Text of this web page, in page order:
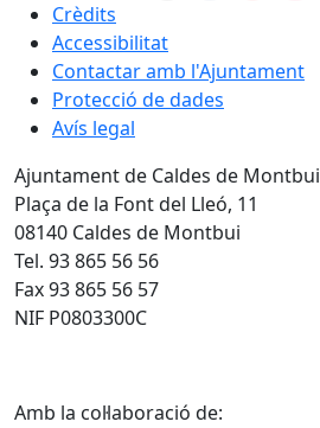
Crèdits
Accessibilitat
Contactar amb l'Ajuntament
Protecció de dades
Avís legal
Ajuntament de Caldes de Montbui
Plaça de la Font del Lleó, 11
08140 Caldes de Montbui
Tel. 93 865 56 56
Fax 93 865 56 57
NIF P0803300C
Amb la col·laboració de: